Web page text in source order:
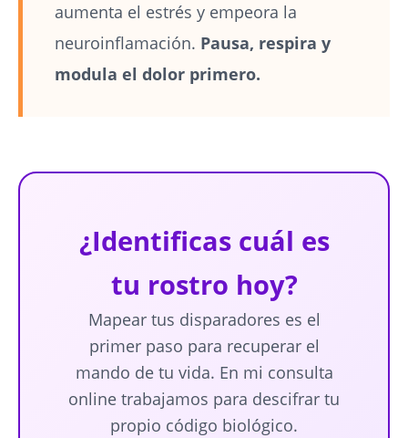
aumenta el estrés y empeora la
neuroinflamación. Pausa, respira y
modula el dolor primero.
¿Identificas cuál es
tu rostro hoy?
Mapear tus disparadores es el
primer paso para recuperar el
mando de tu vida. En mi consulta
online trabajamos para descifrar tu
propio código biológico.